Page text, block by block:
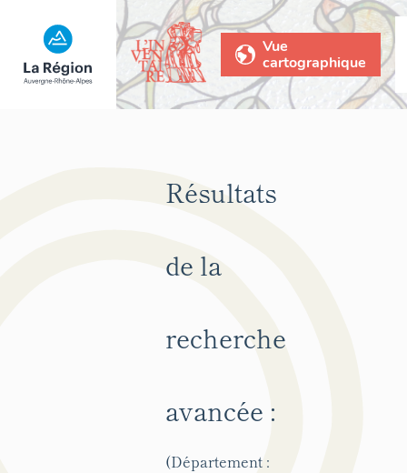
Vue
cartographique
Résultats
de la
recherche
avancée :
(Département :